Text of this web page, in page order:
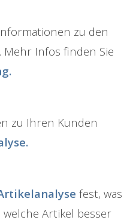
zu den
Infos finden Sie
zu Ihren Kunden
fest, was
Artikel besser